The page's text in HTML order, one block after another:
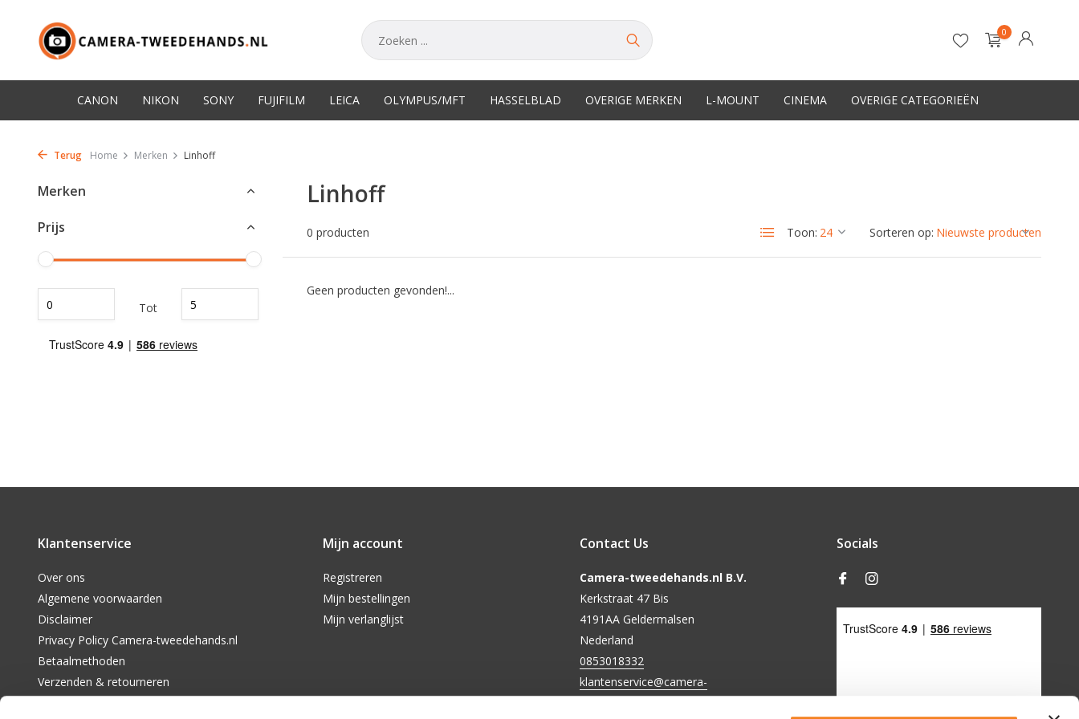
0
CANON NIKON SONY FUJIFILM LEICA OLYMPUS/MFT HASSELBLAD OVERIGE MERKEN L-MOUNT CINEMA OVERIGE CATEGORIEËN
Terug Home Merken Linhoff
Merken
Prijs
Tot
Linhoff
0 producten Toon: Sorteren op:
Geen producten gevonden!...
Klantenservice
Over ons
Algemene voorwaarden
Disclaimer
Privacy Policy Camera-tweedehands.nl
Betaalmethoden
Verzenden & retourneren
Mijn account
Registreren
Mijn bestellingen
Mijn verlanglijst
Contact Us
Camera-tweedehands.nl B.V.
Kerkstraat 47 Bis
4191AA Geldermalsen
Nederland
0853018332
klantenservice@camera-
Socials